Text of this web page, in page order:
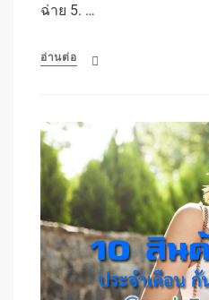
ฉ่าย 5. …
อ่านต่อ